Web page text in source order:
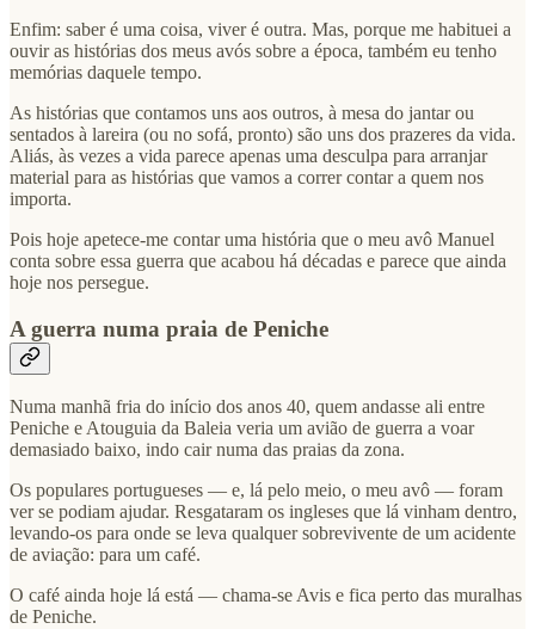
Enfim: saber é uma coisa, viver é outra. Mas, porque me habituei a
ouvir as histórias dos meus avós sobre a época, também eu tenho
memórias daquele tempo.
As histórias que contamos uns aos outros, à mesa do jantar ou
sentados à lareira (ou no sofá, pronto) são uns dos prazeres da vida.
Aliás, às vezes a vida parece apenas uma desculpa para arranjar
material para as histórias que vamos a correr contar a quem nos
importa.
Pois hoje apetece-me contar uma história que o meu avô Manuel
conta sobre essa guerra que acabou há décadas e parece que ainda
hoje nos persegue.
A guerra numa praia de Peniche
Numa manhã fria do início dos anos 40, quem andasse ali entre
Peniche e Atouguia da Baleia veria um avião de guerra a voar
demasiado baixo, indo cair numa das praias da zona.
Os populares portugueses — e, lá pelo meio, o meu avô — foram
ver se podiam ajudar. Resgataram os ingleses que lá vinham dentro,
levando-os para onde se leva qualquer sobrevivente de um acidente
de aviação: para um café.
O café ainda hoje lá está — chama-se Avis e fica perto das muralhas
de Peniche.